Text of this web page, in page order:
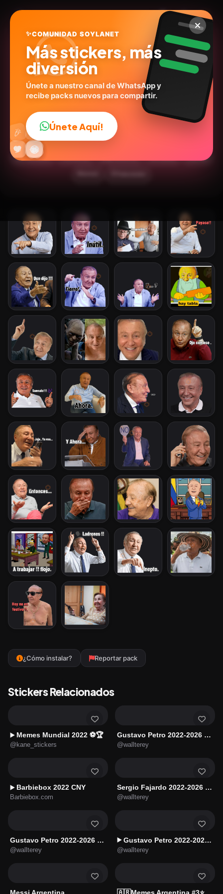
Rodolfo Hernandez 2022-
2026 🇨🇴
@wallterey
30stickers Humor
¿Cómo instalar? Reportar pack
Stickers Relacionados
▶️ Memes Mundial 2022 ⚽🏆
@kane_stickers
Gustavo Petro 2022-2026 🇨🇴 #2
@wallterey
▶️ Barbiebox 2022 CNY
Barbiebox.com
Sergio Fajardo 2022-2026 🇨🇴
@wallterey
Gustavo Petro 2022-2026 🇨🇴 #4
@wallterey
▶️ Gustavo Petro 2022-2026 🇨🇴 #3
@wallterey
Messi Argentina
😎
😂
🔥
💬
❤️ ✨
🤩
😜
🎉 👍
✨COMUNIDAD SOYLANET
Más stickers, más
diversión
Únete a nuestro canal de WhatsApp y
recibe packs nuevos para compartir.
Únete Aquí!